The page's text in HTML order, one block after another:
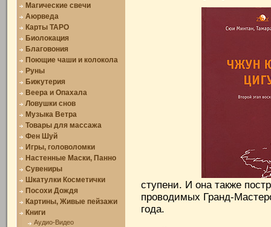
Магические свечи
Аюрведа
Карты ТАРО
Биолокация
Благовония
Поющие чаши и колокола
Руны
Бижутерия
Веера и Опахала
Ловушки снов
Музыка Ветра
Товары для массажа
Фен Шуй
Игры, головоломки
Настенные Маски, Панно
Сувениры
Шкатулки Косметички
Посохи Дождя
Картины, Живые пейзажи
Книги
Аудио-Видео
ступени. И она также
проводимых Гранд-
года.